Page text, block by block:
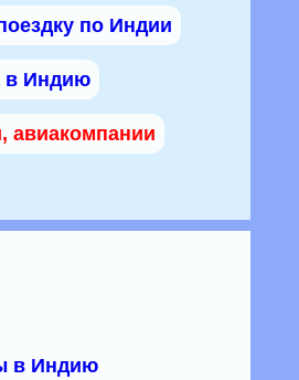
по Индии
в Индию
авиакомпании
в Индию